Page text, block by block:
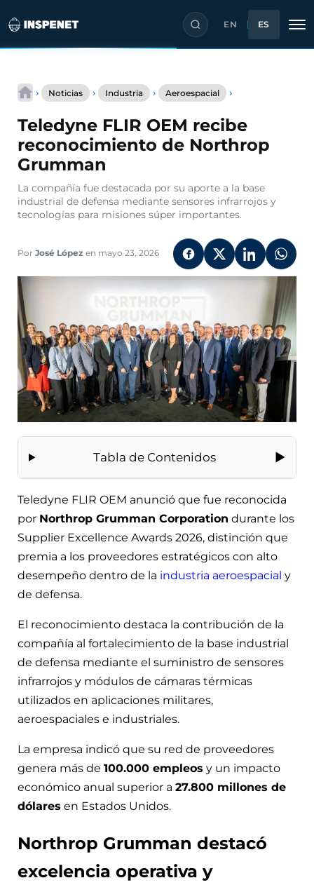
contenido
EN ES
› Noticias › Industria › Aeroespacial ›
recibe
reconocimiento
de
Teledyne FLIR OEM recibe
reconocimiento de Northrop
Grumman
La compañía fue destacada por su aporte a la base
industrial de defensa mediante sensores infrarrojos y
tecnologías para misiones súper importantes.
Por José López en mayo 23, 2026
Tabla de Contenidos
Teledyne FLIR OEM anunció que fue reconocida
por Northrop Grumman Corporation durante los
Supplier Excellence Awards 2026, distinción que
premia a los proveedores estratégicos con alto
desempeño dentro de la industria aeroespacial y
de defensa.
El reconocimiento destaca la contribución de la
compañía al fortalecimiento de la base industrial
de defensa mediante el suministro de sensores
infrarrojos y módulos de cámaras térmicas
utilizados en aplicaciones militares,
aeroespaciales e industriales.
La empresa indicó que su red de proveedores
genera más de 100.000 empleos y un impacto
económico anual superior a 27.800 millones de
dólares en Estados Unidos.
Northrop Grumman destacó
excelencia operativa y